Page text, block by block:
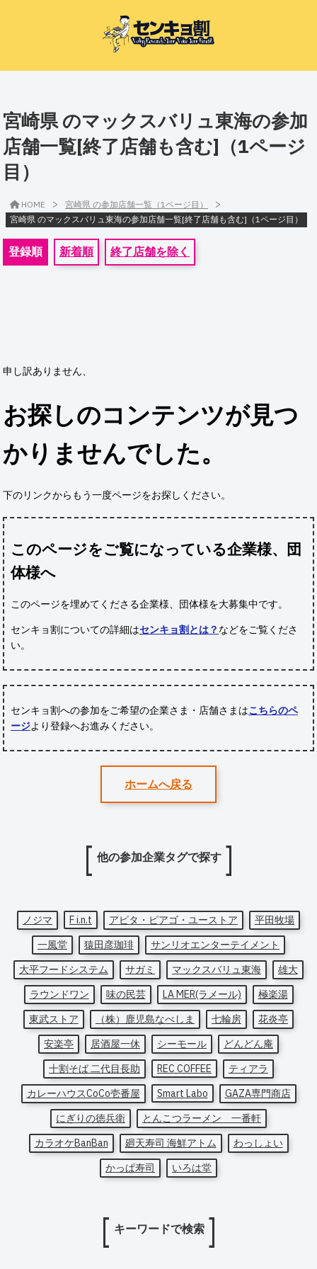
宮崎県 のマックスバリュ東海の参加
店舗一覧[終了店舗も含む]（1ページ
目）
HOME > 宮崎県 の参加店舗一覧（1ページ目） >
宮崎県 のマックスバリュ東海の参加店舗一覧[終了店舗も含む]（1ページ目）
登録順 新着順 終了店舗を除く
申し訳ありません、
お探しのコンテンツが見つ
かりませんでした。
下のリンクからもう一度ページをお探しください。
このページをご覧になっている企業様、団
体様へ
このページを埋めてくださる企業様、団体様を大募集中です。
センキョ割についての詳細はセンキョ割とは？ などをご覧くださ
い。
センキョ割への参加をご希望の企業さま・店舗さまはこちらのペ
ージより登録へお進みください。
ホームへ戻る
他の参加企業タグで探す
ノジマ F i.n.t アピタ・ピアゴ・ユーストア
平田牧場
一風堂
猿田彦珈琲
サンリオエンターテイメント
大平フードシステム
サガミ マックスバリュ東海
雄大
ラウンドワン
味の民芸 LA MER(ラメール)
極楽湯
東武ストア
（株）鹿児島なべしま 七輪房
花炎亭
安楽亭
居酒屋一休 シーモール
どんどん庵
十割そば 二代目長助
REC COFFEE
ティアラ
カレーハウスCoCo壱番屋
Smart Labo
GAZA専門商店
にぎりの徳兵衛
とんこつラーメン 一番軒
カラオケBanBan
廻天寿司 海鮮アトム
わっしょい
かっぱ寿司
いろは堂
キーワードで検索